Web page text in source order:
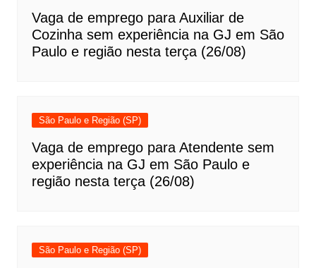
Vaga de emprego para Auxiliar de
Cozinha sem experiência na GJ em São
Paulo e região nesta terça (26/08)
São Paulo e Região (SP)
Vaga de emprego para Atendente sem
experiência na GJ em São Paulo e
região nesta terça (26/08)
São Paulo e Região (SP)